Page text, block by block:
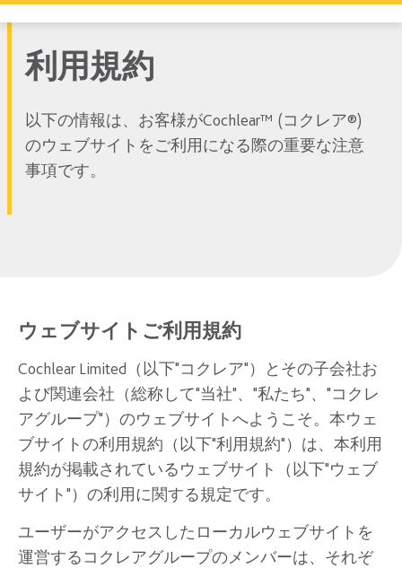
利用規約
以下の情報は、お客様がCochlear™ (コクレア®)
のウェブサイトをご利用になる際の重要な注意
事項です。
ウェブサイトご利用規約
Cochlear Limited（以下"コクレア"）とその子会社お
よび関連会社（総称して"当社"、"私たち"、"コクレ
アグループ"）のウェブサイトへようこそ。本ウェ
ブサイトの利用規約（以下"利用規約"）は、本利用
規約が掲載されているウェブサイト（以下"ウェブ
サイト"）の利用に関する規定です。
ユーザーがアクセスしたローカルウェブサイトを
運営するコクレアグループのメンバーは、それぞ